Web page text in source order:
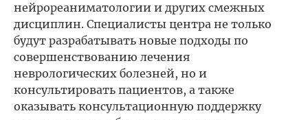
нейрореаниматологии и других смежных
дисциплин. Специалисты центра не только
будут разрабатывать новые подходы по
совершенствованию лечения
неврологических болезней, но и
консультировать пациентов, а также
оказывать консультационную поддержку